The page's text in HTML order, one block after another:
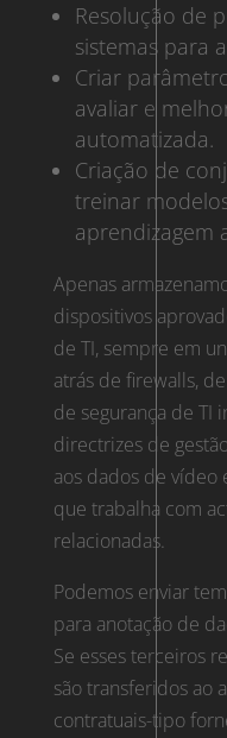
Resolução de
sistemas para
Criar
avaliar e
automatizada.
Criação de
treinar
aprendizagem
Apenas
dispositivos
de TI, sempre em
atrás de firewalls,
de segurança de TI
directrizes de
aos dados de vídeo
que trabalha com
relacionadas.
Podemos enviar
para anotação de
Se esses terceiros
são transferidos ao
contratuais-tipo